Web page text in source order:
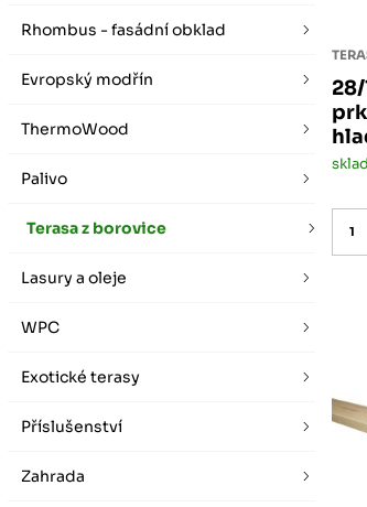
Rhombus - fasádní obklad
Evropský modřín
ThermoWood
Palivo
Terasa z borovice
Lasury a oleje
WPC
Exotické terasy
Příslušenství
Zahrada
Zimní otevírací doba (listopad - únor)